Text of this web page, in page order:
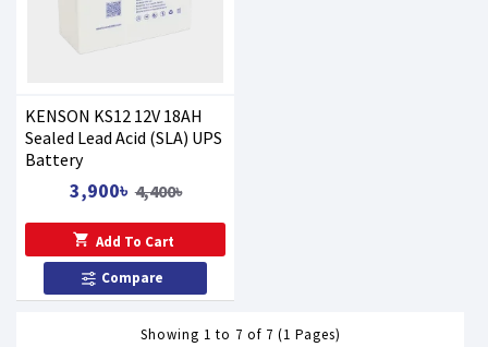
KENSON KS12 12V 18AH
Sealed Lead Acid (SLA) UPS
Battery
3,900৳ 4,400৳
Add To Cart
Compare
Showing 1 to 7 of 7 (1 Pages)